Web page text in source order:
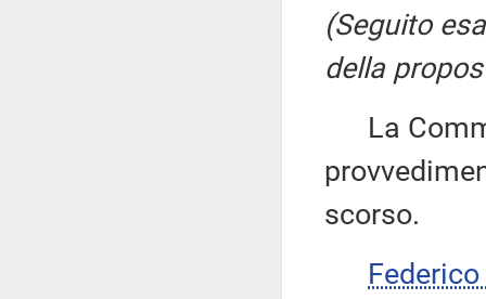
(Seguito
della
La
scorso.